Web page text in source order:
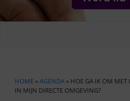
HOME »AGENDA » HOE GA IK OM
IN MIJN DIRECTE OMGEVING?